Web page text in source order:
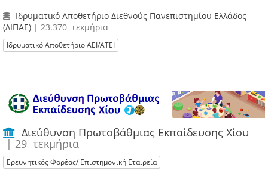
Ιδρυματικό Αποθετήριο Διεθνούς Πανεπιστημίου Ελλάδος
(ΔΙΠΑΕ) | 23.370 τεκμήρια
Ιδρυματικό Αποθετήριο ΑΕΙ/ΑΤΕΙ
Διεύθυνση Πρωτοβάθμιας Εκπαίδευσης Χίου
| 29 τεκμήρια
Ερευνητικός Φορέας/ Επιστημονική Εταιρεία